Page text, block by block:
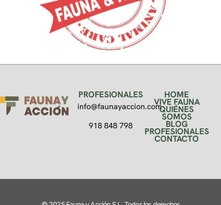
PROFESIONALES
info@faunayaccion.com
918 848 798
HOME
VIVE FAUNA
QUIÉNES
SOMOS
BLOG
PROFESIONALES
CONTACTO